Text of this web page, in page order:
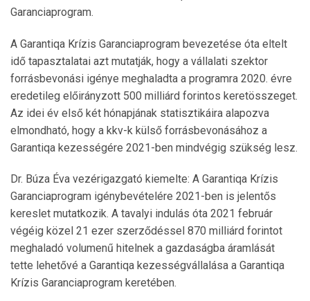
Garanciaprogram.
A Garantiqa Krízis Garanciaprogram bevezetése óta eltelt
idő tapasztalatai azt mutatják, hogy a vállalati szektor
forrásbevonási igénye meghaladta a programra 2020. évre
eredetileg előirányzott 500 milliárd forintos keretösszeget.
Az idei év első két hónapjának statisztikáira alapozva
elmondható, hogy a kkv-k külső forrásbevonásához a
Garantiqa kezességére 2021-ben mindvégig szükség lesz.
Dr. Búza Éva vezérigazgató kiemelte: A Garantiqa Krízis
Garanciaprogram igénybevételére 2021-ben is jelentős
kereslet mutatkozik. A tavalyi indulás óta 2021 február
végéig közel 21 ezer szerződéssel 870 milliárd forintot
meghaladó volumenű hitelnek a gazdaságba áramlását
tette lehetővé a Garantiqa kezességvállalása a Garantiqa
Krízis Garanciaprogram keretében.